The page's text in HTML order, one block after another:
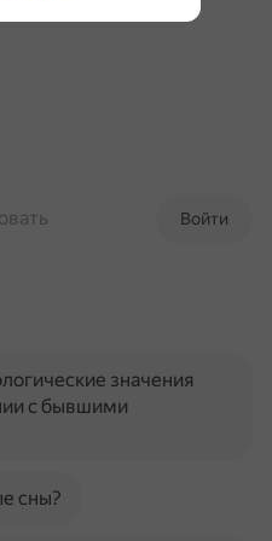
Войти
значения
с бывшими
сны?